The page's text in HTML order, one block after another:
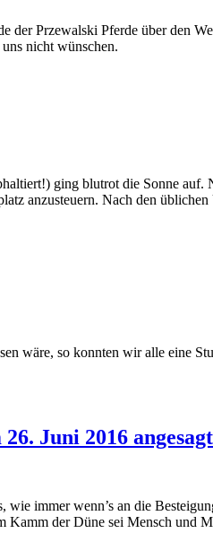
der Przewalski Pferde über den
nicht wünschen.
ging blutrot die Sonne auf.
anzusteuern. Nach den
wäre, so konnten wir alle eine
Juni 2016
immer wenn’s an die
der Düne sei Mensch und